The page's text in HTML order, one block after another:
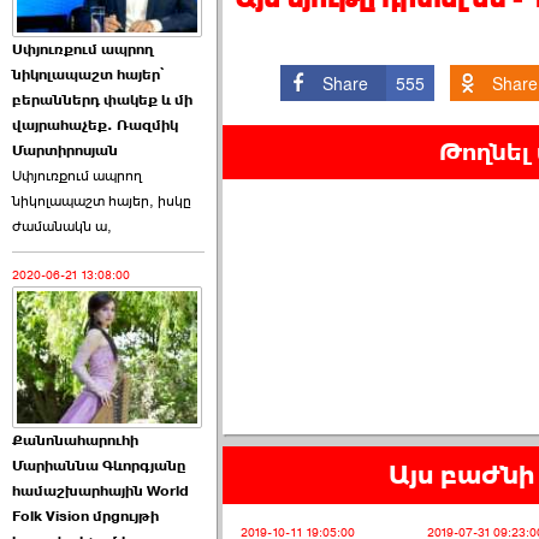
Աննա Վարդապետյանն
ուղերձ է հղել ›››
2026-06-25 23:21:00
Պաշտոնակռիվը սկսված
է. «Հրապարակ» ›››
2026-06-25 17:13:00
ԱԺ նախագահի
Սփյուռքում ապրող
նիկոլապաշտ հայեր՝
բերաններդ փակեք և մի
վայրահաչեք. Ռազմիկ
Մարտիրոսյան
Սփյուռքում ապրող
նիկոլապաշտ հայեր, իսկը
ժամանակն ա,
2020-06-21 13:08:00
Քանոնահարուհի
Մարիաննա Գևորգյանը
համաշխարհային World
Folk Vision մրցույթի
Share 555 Share
Թողնել
Այս բաժնի
2019-10-11 19:05:00 2019-07-31